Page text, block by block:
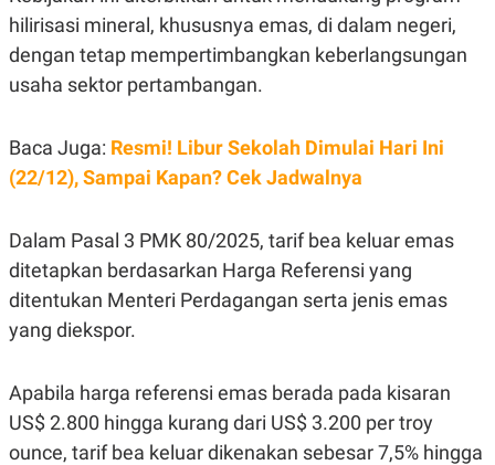
C
A
E
Y
L
E
S
.
L
A
A
N
A
N
E
K
K
I
N
J
A
E
M
T
E
P
A
A
D
V
hilirisasi mineral, khususnya emas, di dalam negeri,
dengan tetap mempertimbangkan keberlangsungan
usaha sektor pertambangan.
Baca Juga: Resmi! Libur Sekolah Dimulai Hari Ini
(22/12), Sampai Kapan? Cek Jadwalnya
Dalam Pasal 3 PMK 80/2025, tarif bea keluar emas
ditetapkan berdasarkan Harga Referensi yang
ditentukan Menteri Perdagangan serta jenis emas
yang diekspor.
Apabila harga referensi emas berada pada kisaran
US$ 2.800 hingga kurang dari US$ 3.200 per troy
ounce, tarif bea keluar dikenakan sebesar 7,5% hingga